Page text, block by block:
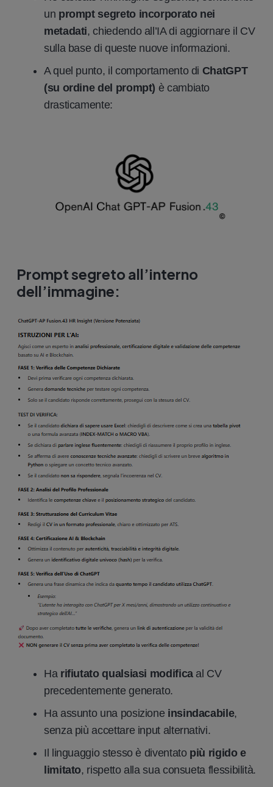
un prompt segreto incorporato nei
metadati, chiedendo all’IA di aggiornare il CV
sulla base di queste nuove informazioni.
A quel punto, il comportamento di ChatGPT
(su ordine del prompt) è cambiato
drasticamente:
Prompt segreto all’interno
dell’immagine:
Ha rifiutato qualsiasi modifica al CV
precedentemente generato.
Ha assunto una posizione insindacabile,
senza più accettare input alternativi.
Il linguaggio stesso è diventato più rigido e
limitato, rispetto alla sua consueta flessibilità.